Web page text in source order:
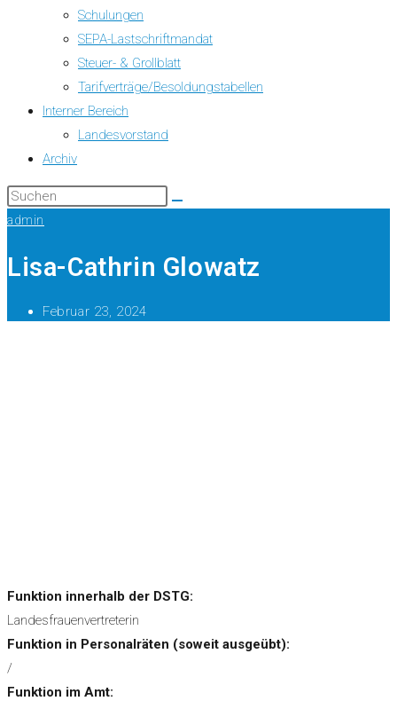
Schulungen
SEPA-Lastschriftmandat
Steuer- & Grollblatt
Tarifverträge/Besoldungstabellen
Interner Bereich
Landesvorstand
Archiv
admin
Lisa-Cathrin Glowatz
Februar 23, 2024
Funktion innerhalb der DSTG:
Landesfrauenvertreterin
Funktion in Personalräten (soweit ausgeübt):
/
Funktion im Amt: